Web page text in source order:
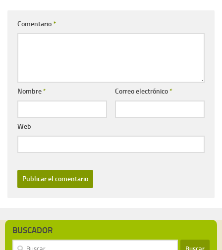
Comentario*
Nombre* Correo electrónico*
Web
BUSCADOR
Buscar: